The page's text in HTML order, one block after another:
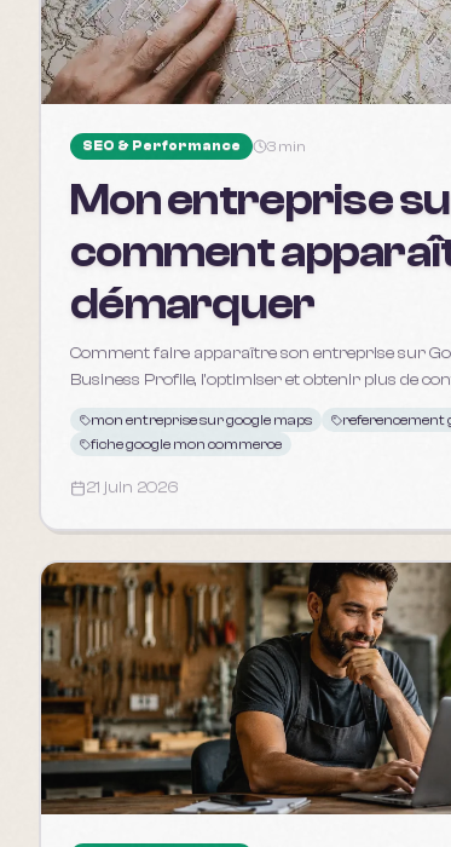
SEO & Performance 3 min
Mon entreprise
comment
démarquer
Comment faire apparaître son entreprise sur
Business Profile, l'optimiser et obtenir plus de
mon entreprise sur google maps
referencement
fiche google mon commerce
21 juin 2026